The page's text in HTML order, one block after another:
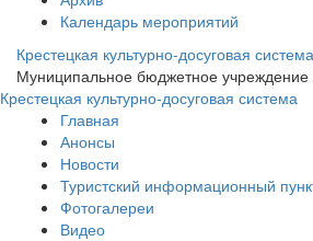
Календарь мероприятий
Крестецкая культурно-досуговая система
Муниципальное бюджетное учреждение
Крестецкая культурно-досуговая система
Главная
Анонсы
Новости
Туристский информационный
Фотогалереи
Видео